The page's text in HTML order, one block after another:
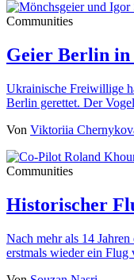
Communities
Geier Berlin
Ukrainische Freiwillige
Berlin gerettet. Der
Von Viktoriia
Communities
Historischer
Nach mehr als 14
erstmals wieder ein